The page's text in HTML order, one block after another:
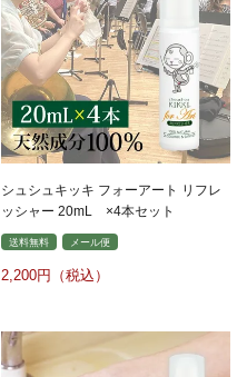
シュシュキッキ フォーアート リフレ
ッシャー 20mL ×4本セット
送料無料 メール便
2,200